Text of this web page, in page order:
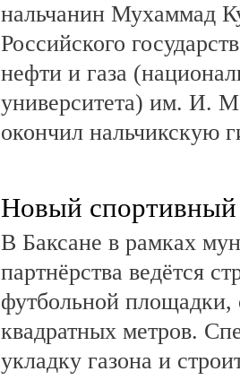
нальчанин Мухаммад
Российского
нефти и газа
университета) им. И.
окончил нальчикскую
Новый спортивный
В Баксане в рамках
партнёрства ведётся
футбольной
квадратных метров.
укладку газона и